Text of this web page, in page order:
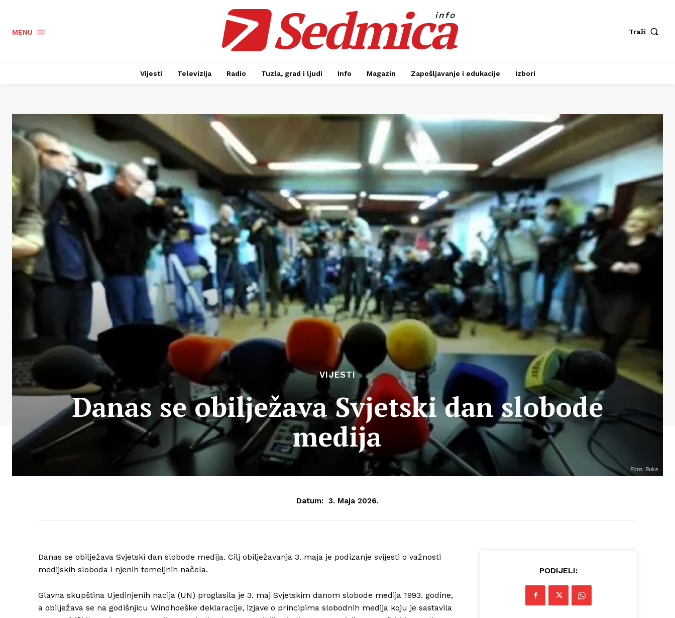
MENU Sedmica
info
Traži
Vijesti Televizija Radio Tuzla, grad i ljudi Info Magazin Zapošljavanje i edukacije Izbori
Foto: Buka
VIJESTI
Danas se obilježava Svjetski dan slobode
medija
Datum: 3. Maja 2026.
Danas se obilježava Svjetski dan slobode medija. Cilj obilježavanja 3. maja je podizanje svijesti o važnosti
medijskih sloboda i njenih temeljnih načela.
Glavna skupština Ujedinjenih nacija (UN) proglasila je 3. maj Svjetskim danom slobode medija 1993. godine,
a obilježava se na godišnjicu Windhoeške deklaracije, izjave o principima slobodnih medija koju je sastavila
PODIJELI: